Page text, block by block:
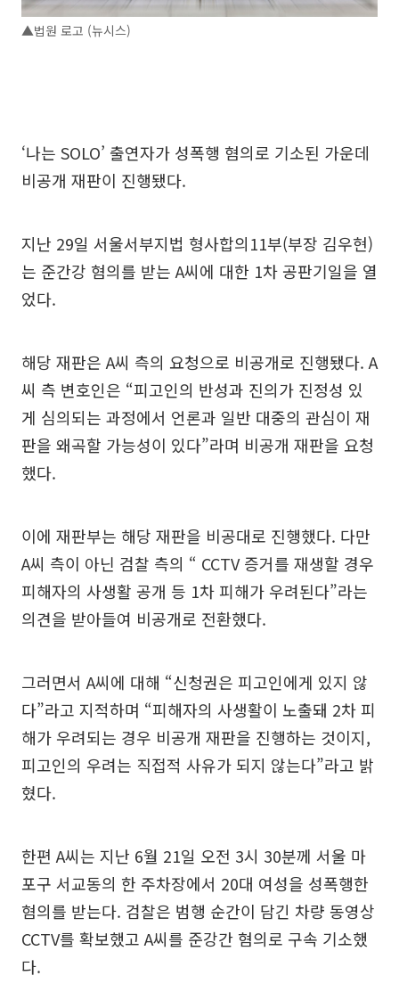
▲법원 로고 (뉴시스)
‘나는 SOLO’ 출연자가 성폭행 혐의로 기소된 가운데
비공개 재판이 진행됐다.
지난 29일 서울서부지법 형사합의11부(부장 김우현)
는 준간강 혐의를 받는 A씨에 대한 1차 공판기일을 열
었다.
해당 재판은 A씨 측의 요청으로 비공개로 진행됐다. A
씨 측 변호인은 “피고인의 반성과 진의가 진정성 있
게 심의되는 과정에서 언론과 일반 대중의 관심이 재
판을 왜곡할 가능성이 있다”라며 비공개 재판을 요청
했다.
이에 재판부는 해당 재판을 비공대로 진행했다. 다만
A씨 측이 아닌 검찰 측의 “ CCTV 증거를 재생할 경우
피해자의 사생활 공개 등 1차 피해가 우려된다”라는
의견을 받아들여 비공개로 전환했다.
그러면서 A씨에 대해 “신청권은 피고인에게 있지 않
다”라고 지적하며 “피해자의 사생활이 노출돼 2차 피
해가 우려되는 경우 비공개 재판을 진행하는 것이지,
피고인의 우려는 직접적 사유가 되지 않는다”라고 밝
혔다.
한편 A씨는 지난 6월 21일 오전 3시 30분께 서울 마
포구 서교동의 한 주차장에서 20대 여성을 성폭행한
혐의를 받는다. 검찰은 범행 순간이 담긴 차량 동영상
CCTV를 확보했고 A씨를 준강간 혐의로 구속 기소했
다.